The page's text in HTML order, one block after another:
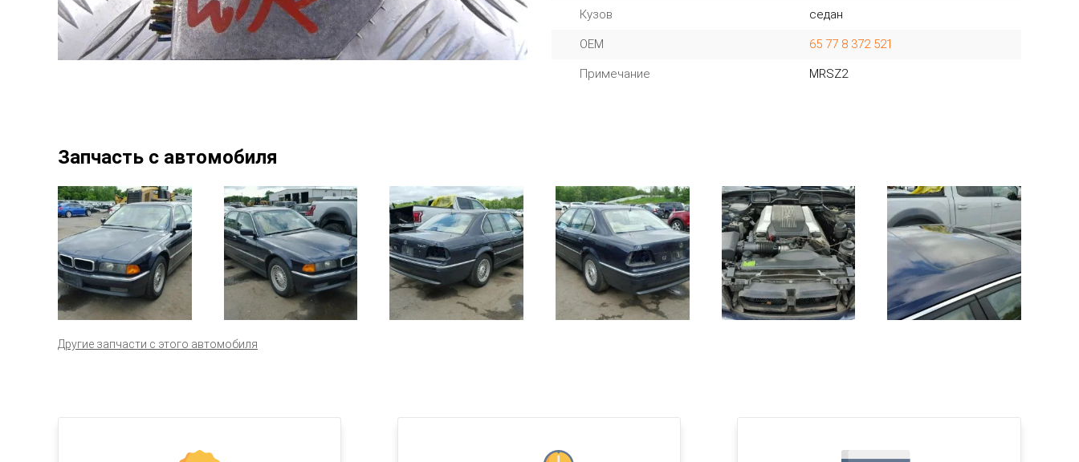
Кузов седан
OEM 65 77 8 372 521
Примечание MRSZ2
Запчасть с автомобиля
Другие запчасти с этого автомобиля